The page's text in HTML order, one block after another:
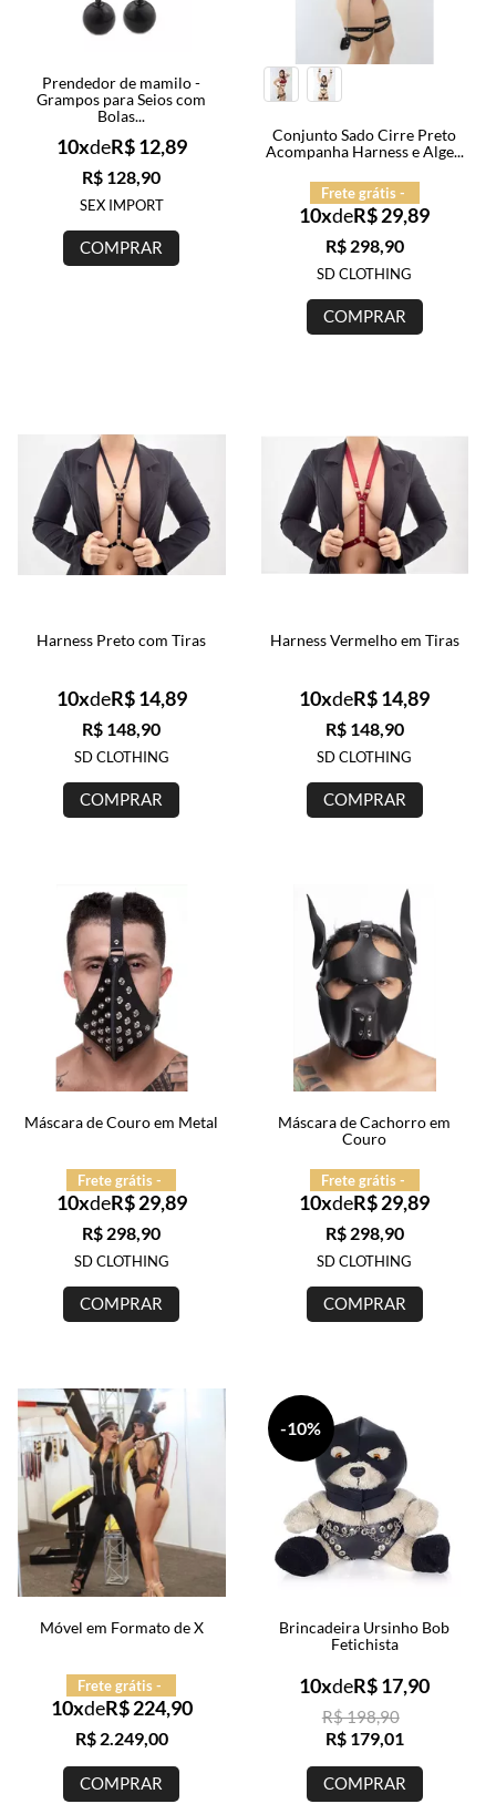
Prendedor de mamilo -
Grampos para Seios com
Bolas...
R$ 128,90
10xdeR$ 12,89
SEX IMPORT
COMPRAR
Conjunto Sado Cirre Preto
Acompanha Harness e Alge...
Frete grátis -
R$ 298,90
10xdeR$ 29,89
SD CLOTHING
COMPRAR
Harness Preto com Tiras
R$ 148,90
10xdeR$ 14,89
SD CLOTHING
COMPRAR
Harness Vermelho em Tiras
R$ 148,90
10xdeR$ 14,89
SD CLOTHING
COMPRAR
Máscara de Couro em Metal
Frete grátis -
R$ 298,90
10xdeR$ 29,89
SD CLOTHING
COMPRAR
Máscara de Cachorro em
Couro
Frete grátis -
R$ 298,90
10xdeR$ 29,89
SD CLOTHING
COMPRAR
Móvel em Formato de X
Frete grátis -
R$ 2.249,00
10xdeR$ 224,90
COMPRAR
-10%
Brincadeira Ursinho Bob
Fetichista
R$ 198,90
R$ 179,01
10xdeR$ 17,90
COMPRAR